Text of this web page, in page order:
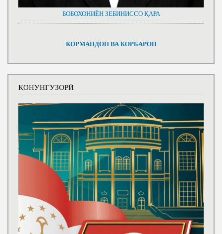
БОБОХОНИЁН ЗЕБИНИССО ҚАРА
КОРМАНДОН ВА КОРБАРОН
ҚОНУНГУЗОРӢ